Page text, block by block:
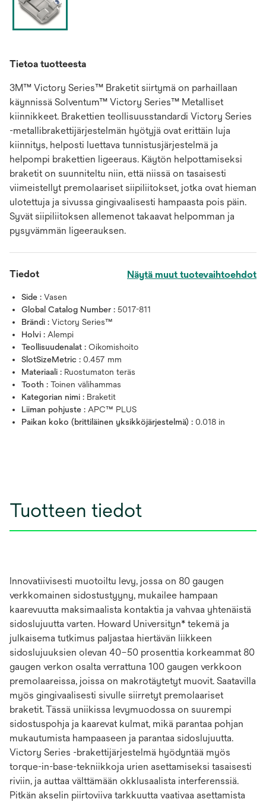
Tietoa tuotteesta
3M™ Victory Series™ Braketit siirtymä on parhaillaan
käynnissä Solventum™ Victory Series™ Metalliset
kiinnikkeet. Brakettien teollisuusstandardi Victory Series
-metallibrakettijärjestelmän hyötyjä ovat erittäin luja
kiinnitys, helposti luettava tunnistusjärjestelmä ja
helpompi brakettien ligeeraus. Käytön helpottamiseksi
braketit on suunniteltu niin, että niissä on tasaisesti
viimeistellyt premolaariset siipiliitokset, jotka ovat hieman
ulotettuja ja sivussa gingivaalisesti hampaasta pois päin.
Syvät siipiliitoksen allemenot takaavat helpomman ja
pysyvämmän ligeerauksen.
Tiedot Näytä muut tuotevaihtoehdot
Side : Vasen
Global Catalog Number : 5017-811
Brändi : Victory Series™
Holvi : Alempi
Teollisuudenalat : Oikomishoito
SlotSizeMetric : 0.457 mm
Materiaali : Ruostumaton teräs
Tooth : Toinen välihammas
Kategorian nimi : Braketit
Liiman pohjuste : APC™ PLUS
Paikan koko (brittiläinen yksikköjärjestelmä) : 0.018 in
Tuotteen tiedot
Innovatiivisesti muotoiltu levy, jossa on 80 gaugen
verkkomainen sidostustyyny, mukailee hampaan
kaarevuutta maksimaalista kontaktia ja vahvaa yhtenäistä
sidoslujuutta varten. Howard Universityn* tekemä ja
julkaisema tutkimus paljastaa hiertävän liikkeen
sidoslujuuksien olevan 40–50 prosenttia korkeammat 80
gaugen verkon osalta verrattuna 100 gaugen verkkoon
premolaareissa, joissa on makrotäytetyt muovit. Saatavilla
myös gingivaalisesti sivulle siirretyt premolaariset
braketit. Tässä uniikissa levymuodossa on suurempi
sidostuspohja ja kaarevat kulmat, mikä parantaa pohjan
mukautumista hampaaseen ja parantaa sidoslujuutta.
Victory Series -brakettijärjestelmä hyödyntää myös
torque-in-base-tekniikkoja urien asettamiseksi tasaisesti
riviin, ja auttaa välttämään okklusaalista interferenssiä.
Pitkän akselin piirtoviiva tarkkuutta vaativaa asettamista